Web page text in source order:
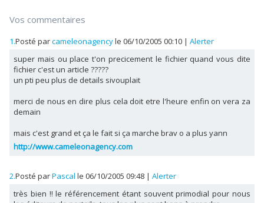
Vos commentaires
1.Posté parcameleonagencyle 06/10/2005 00:10 | Alerter
super mais ou place t'on precicement le fichier quand vous dite
fichier c'est un article ?????
un pti peu plus de details sivouplait
merci de nous en dire plus cela doit etre l'heure enfin on vera za
demain
mais c'est grand et ça le fait si ça marche brav o a plus yann
http://www.cameleonagency.com
2.Posté parPascal le 06/10/2005 09:48 | Alerter
très bien !! le référencement étant souvent primodial pour nous